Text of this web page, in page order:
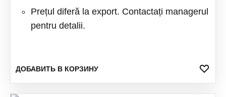
Prețul diferă la export. Contactați managerul
pentru detalii.
ДОБАВИТЬ В КОРЗИНУ